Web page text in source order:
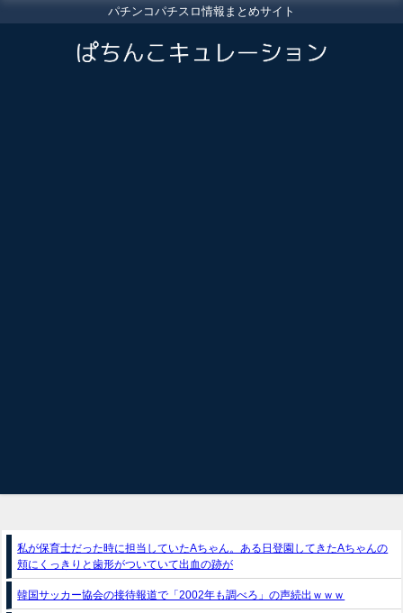
パチンコパチスロ情報まとめサイト
私が保育士だった時に担当していたAちゃん。ある日登園してきたAちゃんの
頬にくっきりと歯形がついていて出血の跡が
韓国サッカー協会の接待報道で「2002年も調べろ」の声続出ｗｗｗ